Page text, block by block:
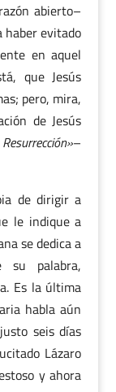
abierto–
haber evitado
en aquel
que Jesús
pero, mira,
de Jesús
–
de dirigir a
le indique a
se dedica a
palabra,
Es la última
habla aún
seis días
Lázaro
y ahora